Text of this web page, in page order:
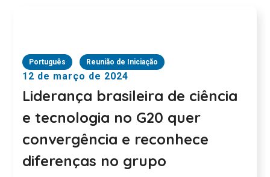
Português Reunião de Iniciação
12 de março de 2024
Liderança brasileira de ciência
e tecnologia no G20 quer
convergência e reconhece
diferenças no grupo